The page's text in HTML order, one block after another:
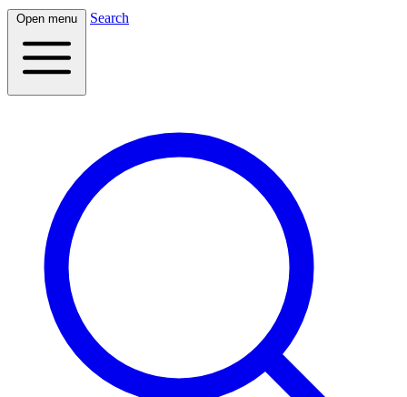
Open menu Search